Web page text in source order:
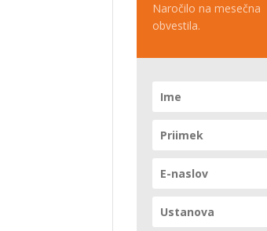
Naročilo na mesečna
obvestila.